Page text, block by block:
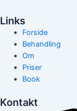
Links
Forside
Behandling
Om
Priser
Book
Kontakt